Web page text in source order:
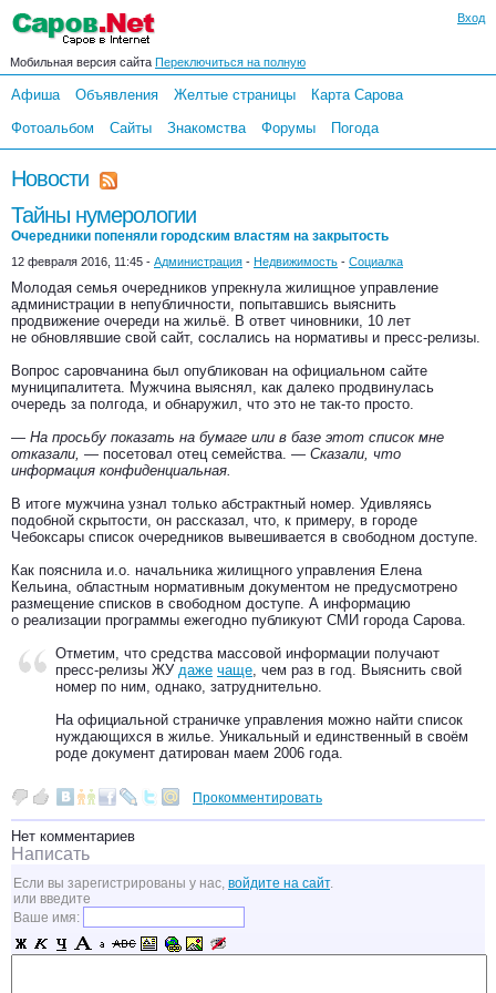
Вход
Мобильная версия сайта Переключиться на полную
Афиша Объявления Желтые страницы
Карта Сарова
Фотоальбом
Сайты Знакомства Форумы Погода
Новости
Тайны нумерологии
Очередники попеняли городским властям на закрытость
12 февраля 2016, 11:45 - Администрация - Недвижимость - Социалка
Молодая семья очередников упрекнула жилищное управление
администрации в непубличности, попытавшись выяснить
продвижение очереди на жильё. В ответ чиновники, 10 лет
не обновлявшие свой сайт, сослались на нормативы и пресс-релизы.
Вопрос саровчанина был опубликован на официальном сайте
муниципалитета. Мужчина выяснял, как далеко продвинулась
очередь за полгода, и обнаружил, что это не так-то просто.
— На просьбу показать на бумаге или в базе этот список мне
отказали, — посетовал отец семейства. — Сказали, что
информация конфиденциальная.
В итоге мужчина узнал только абстрактный номер. Удивляясь
подобной скрытости, он рассказал, что, к примеру, в городе
Чебоксары список очередников вывешивается в свободном доступе.
Как пояснила и.о. начальника жилищного управления Елена
Кельина, областным нормативным документом не предусмотрено
размещение списков в свободном доступе. А информацию
о реализации программы ежегодно публикуют СМИ города Сарова.
Отметим, что средства массовой информации получают
пресс-релизы ЖУ даже чаще, чем раз в год. Выяснить свой
номер по ним, однако, затруднительно.
На официальной страничке управления можно найти список
нуждающихся в жилье. Уникальный и единственный в своём
роде документ датирован маем 2006 года.
Прокомментировать
Нет комментариев
Написать
Если вы зарегистрированы у нас, войдите на сайт.
или введите
Ваше имя: